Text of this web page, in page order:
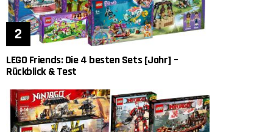
LEGO Friends: Die 4 besten Sets [Jahr] –
Rückblick & Test